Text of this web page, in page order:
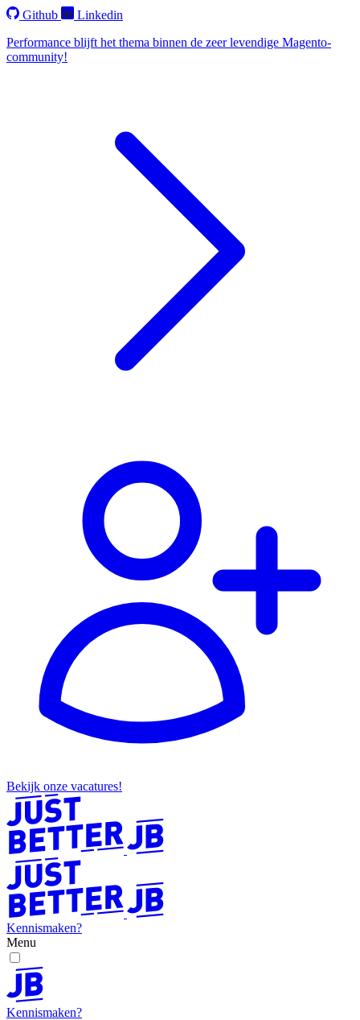
Github
Linkedin
Performance blijft het thema binnen de zeer levendige Magento-
community!
Bekijk onze vacatures!
Kennismaken?
Menu
Kennismaken?